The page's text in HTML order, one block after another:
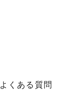
よくある質問